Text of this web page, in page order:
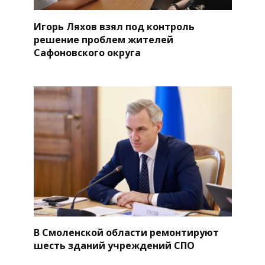
Игорь Ляхов взял под контроль
решение проблем жителей
Сафоновского округа
В Смоленской области ремонтируют
шесть зданий учреждений СПО